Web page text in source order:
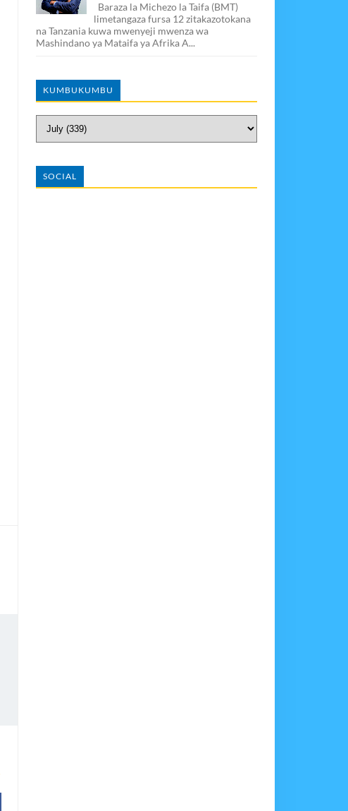
Baraza la Michezo la Taifa (BMT)
limetangaza fursa 12 zitakazotokana
na Tanzania kuwa mwenyeji mwenza wa
Mashindano ya Mataifa ya Afrika A...
KUMBUKUMBU
SOCIAL